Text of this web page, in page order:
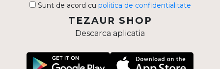
Sunt de acord cu politica de confidentialitate
TEZAUR SHOP
Descarca aplicatia